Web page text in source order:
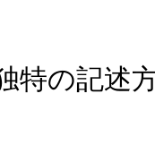
特の記述